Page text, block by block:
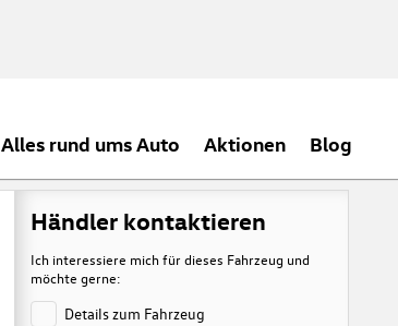
Alles rund ums Auto Aktionen Blog
Händler kontaktieren
Ich interessiere mich für dieses Fahrzeug und
möchte gerne:
Details zum Fahrzeug